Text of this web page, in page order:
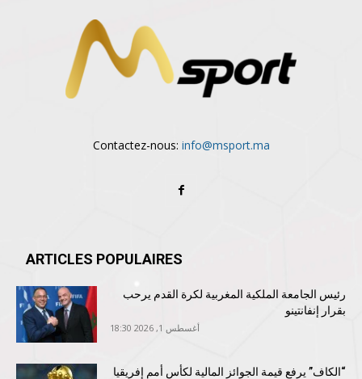
Contactez-nous: info@msport.ma
ARTICLES POPULAIRES
رئيس الجامعة الملكية المغربية لكرة القدم يرحب
بقرار إنفانتينو
أغسطس 1, 2026 18:30
“الكاف” يرفع قيمة الجوائز المالية لكأس أمم إفريقيا